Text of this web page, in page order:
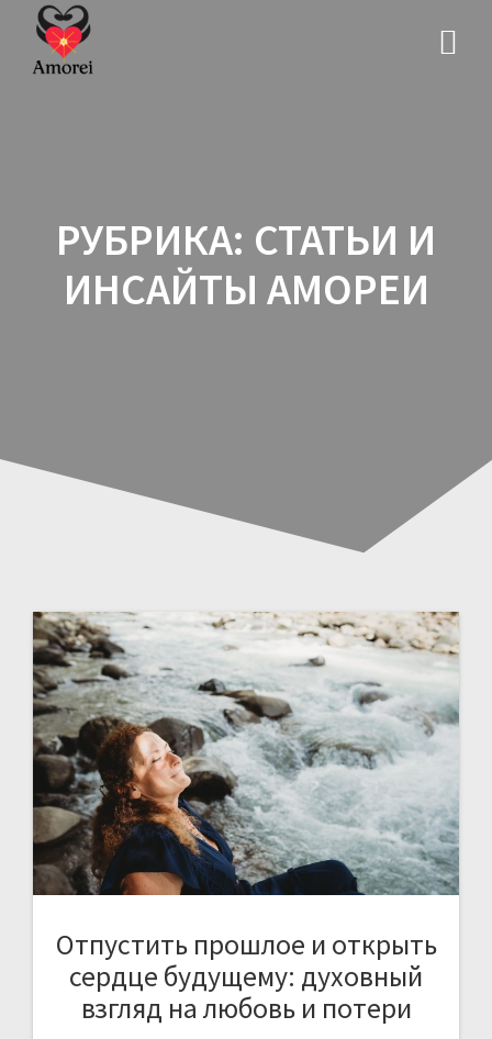
РУБРИКА: СТАТЬИ И
ИНСАЙТЫ АМОРЕИ
Отпустить прошлое и открыть
сердце будущему: духовный
взгляд на любовь и потери